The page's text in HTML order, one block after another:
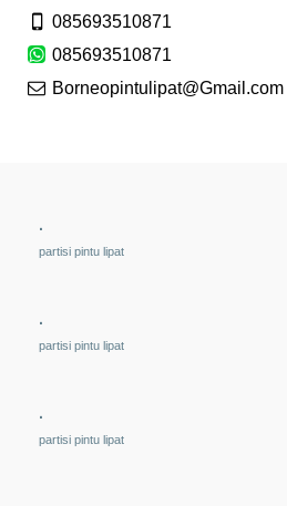
085693510871
085693510871
Borneopintulipat@Gmail.com
.
partisi pintu lipat
.
partisi pintu lipat
.
partisi pintu lipat